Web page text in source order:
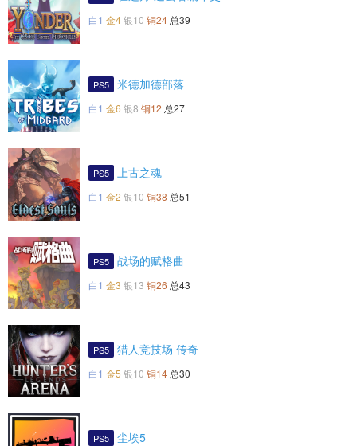
白1 金4银10 铜24 总39
PS5 米德加德部落
白1 金6 银8 铜12 总27
PS5 上古之魂
白1 金2 银10 铜38 总51
PS5 战场的赋格曲
白1 金3 银13 铜26 总43
PS5 猎人竞技场 传奇
白1 金5 银10 铜14 总30
PS5 尘埃5